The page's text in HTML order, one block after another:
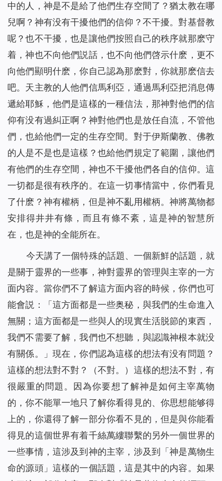
中的人，神是不是給了他們生存空間了？猶太教在哪
兒啊？神有没有干擾他們的信仰？不干擾。對基督教
呢？也不干擾，也是讓他們按照自己的秩序就那麽守
着，神也不向他們説話，也不向他們啓示什麽，更不
向他們顯明什麽，你自己認為那麽對，你就那麽信去
吧。天主教的人他們信馬利亞，通過馬利亞把消息傳
遞給耶穌，他們是這樣的一種信法，那神對他們的信
仰有没有過糾正啊？神對他們也是放任自流，不管他
們，也給他們一定的生存空間。對于伊斯蘭教、佛教
的人是不是也是這樣？也給他們規定了範圍，讓他們
有他們的生存空間，神也不干擾他們各自的信仰。這
一切都是很有秩序的。在這一切事情當中，你們看見
了什麽？神有權柄，但是神不亂用權柄。神將萬物都
安排得井井有條，而且有條不紊，這是神的智慧所
在，也是神的全能所在。
今天講了一個特殊的話題、一個新鮮的話題，就
是關于靈界的一些事，神對靈界的管理與主宰的一方
面内容。當你們不了解這方面内容的時候，你們也可
能會説：「這方面都是一些奥秘，與我們的生命進入
無關；這方面都是一些與人的現實生活脱節的東西，
我們不需要了解，我們也不想聽，與認識神根本就没
有關係。」現在，你們認為這樣的想法有没有問題？
這樣的想法對不對？（不對。）這樣的想法不對，有
很嚴重的問題。因為你要想了解神是如何主宰萬物
的，你不能單一地只了解你看得見的、你思想能够得
上的，你還得了解一部分你看不見的，但是與你能看
得見的這個世界有着千絲萬縷聯繫的另外一個世界的
一些事情，這涉及到神的主宰，涉及到「神是萬物生
命的源頭」這樣的一個話題，這是其中的内容。如果